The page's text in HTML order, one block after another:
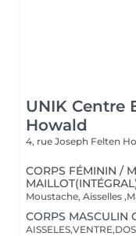
UNIK Centre
Howald
4, rue Joseph Felten
CORPS FÉMININ /
Moustache, Aisselles
CORPS MASCULIN
AISSELES,VENTRE,DOS